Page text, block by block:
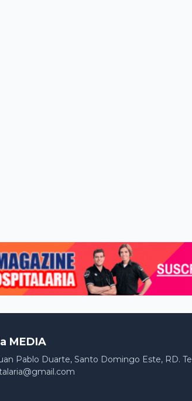
MEDIA
Pablo Duarte, Santo Domingo Este, RD.